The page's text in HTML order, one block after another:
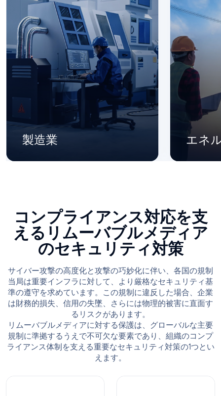
製造業 エネ
コンプライアンス対応を支
えるリムーバブルメディア
のセキュリティ対策
サイバー攻撃の高度化と攻撃の巧妙化に伴い、各国の規制
当局は重要インフラに対して、より厳格なセキュリティ基
準の遵守を求めています。この規制に違反した場合、企業
は財務的損失、信用の失墜、さらには物理的被害に直面す
るリスクがあります。
リムーバブルメディアに対する保護は、グローバルな主要
規制に準拠するうえで不可欠な要素であり、組織のコンプ
ライアンス体制を支える重要なセキュリティ対策の1つとい
えます。